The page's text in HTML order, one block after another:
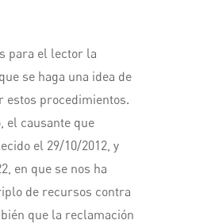
para el lector la
se haga una idea de
estos procedimientos.
el causante que
el 29/10/2012, y
en que se nos ha
de recursos contra
que la reclamación